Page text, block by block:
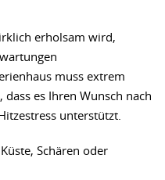
erholsam wird,
muss extrem
es Ihren Wunsch nach
unterstützt.
Schären oder